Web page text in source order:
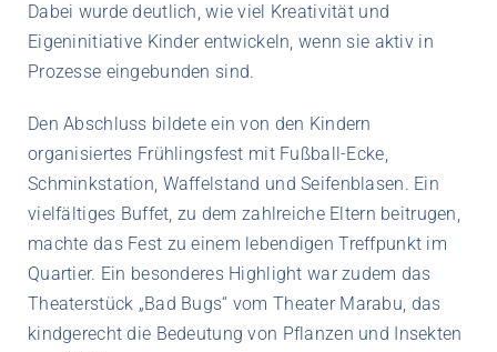
Dabei wurde deutlich, wie viel Kreativität und
Eigeninitiative Kinder entwickeln, wenn sie aktiv in
Prozesse eingebunden sind.
Den Abschluss bildete ein von den Kindern
organisiertes Frühlingsfest mit Fußball-Ecke,
Schminkstation, Waffelstand und Seifenblasen. Ein
vielfältiges Buffet, zu dem zahlreiche Eltern beitrugen,
machte das Fest zu einem lebendigen Treffpunkt im
Quartier. Ein besonderes Highlight war zudem das
Theaterstück „Bad Bugs“ vom Theater Marabu, das
kindgerecht die Bedeutung von Pflanzen und Insekten